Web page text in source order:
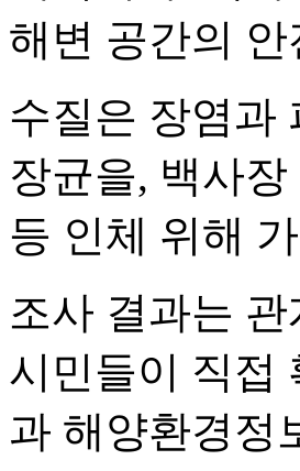
해변 공간의
수질은 장염과
장균을, 백사
등 인체 위해
조사 결과는
시민들이 직접
과 해양환경정